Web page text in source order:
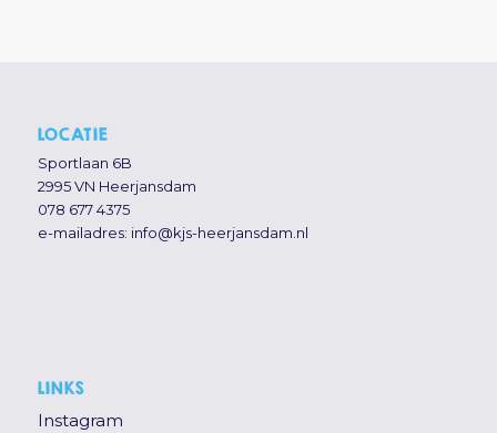
LOCATIE
Sportlaan 6B
2995 VN Heerjansdam
078 677 4375
e-mailadres: info@kjs-heerjansdam.nl
LINKS
Instagram